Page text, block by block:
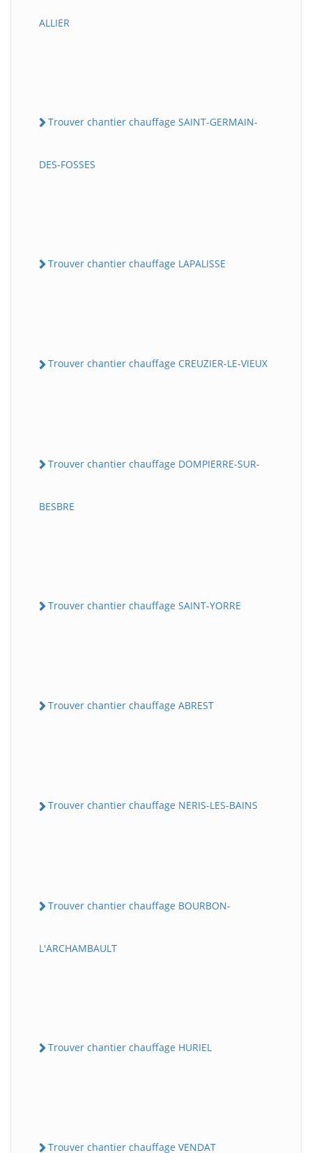
ALLIER
Trouver chantier chauffage SAINT-GERMAIN-
DES-FOSSES
Trouver chantier chauffage LAPALISSE
Trouver chantier chauffage CREUZIER-LE-VIEUX
Trouver chantier chauffage DOMPIERRE-SUR-
BESBRE
Trouver chantier chauffage SAINT-YORRE
Trouver chantier chauffage ABREST
Trouver chantier chauffage NERIS-LES-BAINS
Trouver chantier chauffage BOURBON-
L'ARCHAMBAULT
Trouver chantier chauffage HURIEL
Trouver chantier chauffage VENDAT